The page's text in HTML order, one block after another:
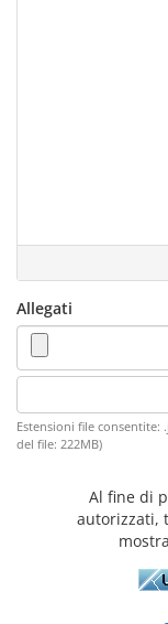
Allegati
Estensioni file consentite:
del file: 222MB)
Al fine di
autorizzati,